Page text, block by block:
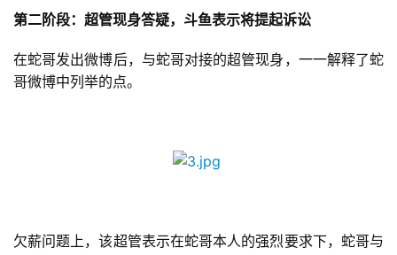
第二阶段：超管现身答疑，斗鱼表示将提起诉讼
在蛇哥发出微博后，与蛇哥对接的超管现身，一一解释了蛇
哥微博中列举的点。
欠薪问题上，该超管表示在蛇哥本人的强烈要求下，蛇哥与